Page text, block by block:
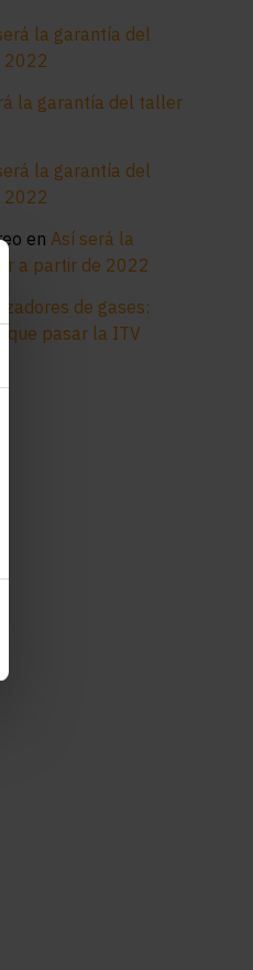
la garantía del
2022
la garantía del taller
la garantía del
2022
en Así será la
a partir de 2022
de gases:
que pasar la ITV